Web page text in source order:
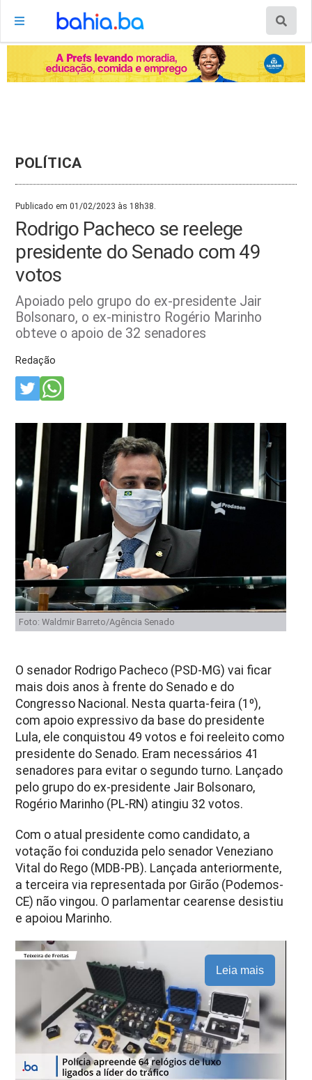
POLÍTICA
Publicado em 01/02/2023 às 18h38.
Rodrigo Pacheco se reelege
presidente do Senado com 49
votos
Apoiado pelo grupo do ex-presidente Jair
Bolsonaro, o ex-ministro Rogério Marinho
obteve o apoio de 32 senadores
Redação
Foto: Waldmir Barreto/Agência Senado
O senador Rodrigo Pacheco (PSD-MG) vai ficar
mais dois anos à frente do Senado e do
Congresso Nacional. Nesta quarta-feira (1º),
com apoio expressivo da base do presidente
Lula, ele conquistou 49 votos e foi reeleito como
presidente do Senado. Eram necessários 41
senadores para evitar o segundo turno. Lançado
pelo grupo do ex-presidente Jair Bolsonaro,
Rogério Marinho (PL-RN) atingiu 32 votos.
Com o atual presidente como candidato, a
votação foi conduzida pelo senador Veneziano
Vital do Rego (MDB-PB). Lançada anteriormente,
a terceira via representada por Girão (Podemos-
CE) não vingou. O parlamentar cearense desistiu
e apoiou Marinho.
Leia mais